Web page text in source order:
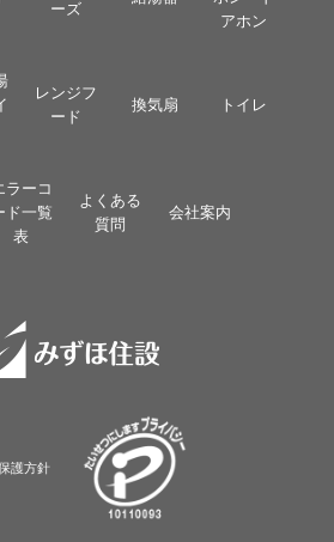
ーズ
アホン
レンジフ
ード
換気扇 トイレ
ラーコ
ド一覧
表
よくある
質問
会社案内
護方針